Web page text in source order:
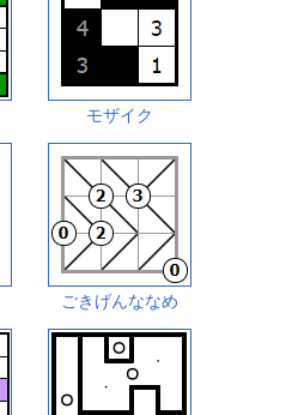
モザイク
ごきげんななめ